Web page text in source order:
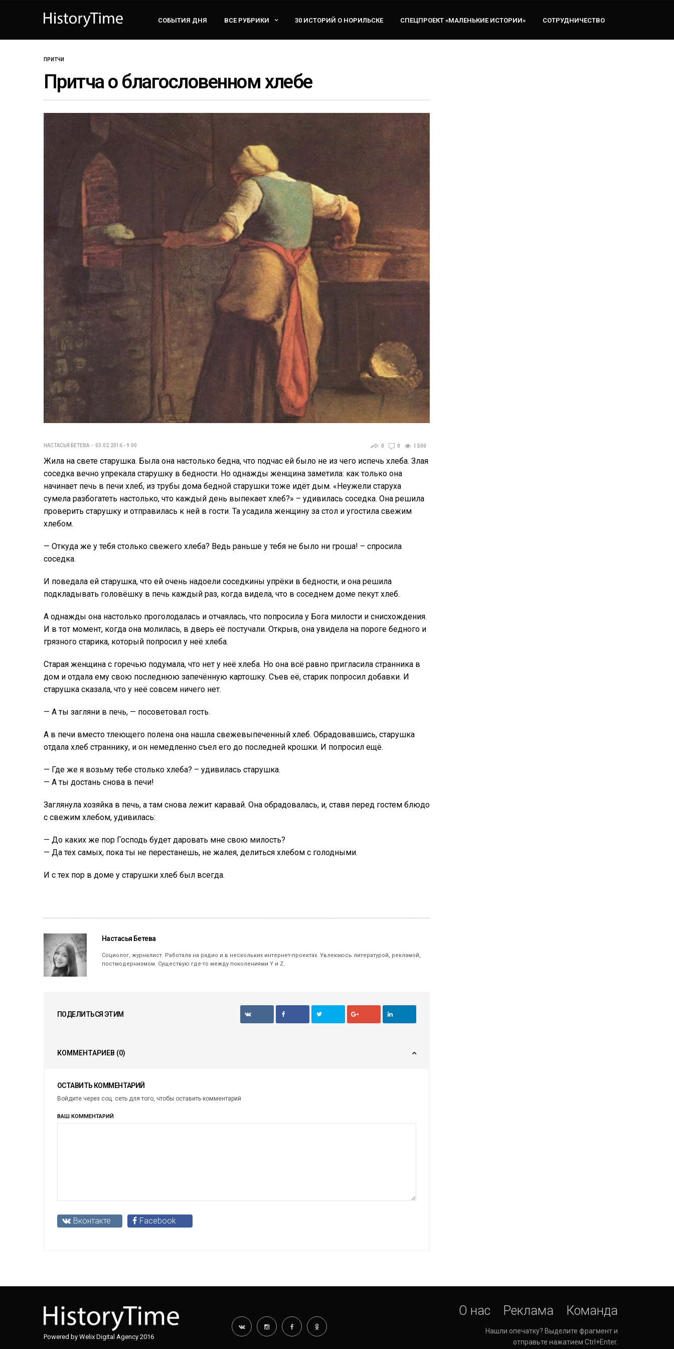
СОБЫТИЯ ДНЯ ВСЕ РУБРИКИ 30 ИСТОРИЙ О НОРИЛЬСКЕ СПЕЦПРОЕКТ «МАЛЕНЬКИЕ ИСТОРИИ» СОТРУДНИЧЕСТВО
ПРИТЧИ
Притча о благословенном хлебе
НАСТАСЬЯ БЕТЕВА 03.02.2016 - 9:00 0 0 1 500
Жила на свете старушка. Была она настолько бедна, что подчас ей было не из чего испечь хлеба. Злая
соседка вечно упрекала старушку в бедности. Но однажды женщина заметила: как только она
начинает печь в печи хлеб, из трубы дома бедной старушки тоже идёт дым. «Неужели старуха
сумела разбогатеть настолько, что каждый день выпекает хлеб?» – удивилась соседка. Она решила
проверить старушку и отправилась к ней в гости. Та усадила женщину за стол и угостила свежим
хлебом.
— Откуда же у тебя столько свежего хлеба? Ведь раньше у тебя не было ни гроша! – спросила
соседка.
И поведала ей старушка, что ей очень надоели соседкины упрёки в бедности, и она решила
подкладывать головёшку в печь каждый раз, когда видела, что в соседнем доме пекут хлеб.
А однажды она настолько проголодалась и отчаялась, что попросила у Бога милости и снисхождения.
И в тот момент, когда она молилась, в дверь её постучали. Открыв, она увидела на пороге бедного и
грязного старика, который попросил у неё хлеба.
Старая женщина с горечью подумала, что нет у неё хлеба. Но она всё равно пригласила странника в
дом и отдала ему свою последнюю запечённую картошку. Съев её, старик попросил добавки. И
старушка сказала, что у неё совсем ничего нет.
— А ты загляни в печь, — посоветовал гость.
А в печи вместо тлеющего полена она нашла свежевыпеченный хлеб. Обрадовавшись, старушка
отдала хлеб страннику, и он немедленно съел его до последней крошки. И попросил ещё.
— Где же я возьму тебе столько хлеба? – удивилась старушка.
— А ты достань снова в печи!
Заглянула хозяйка в печь, а там снова лежит каравай. Она обрадовалась, и, ставя перед гостем блюдо
с свежим хлебом, удивилась:
— До каких же пор Господь будет даровать мне свою милость?
— Да тех самых, пока ты не перестанешь, не жалея, делиться хлебом с голодными.
И с тех пор в доме у старушки хлеб был всегда.
Настасья Бетева
Социолог, журналист. Работала на радио и в нескольких интернет-проектах. Увлекаюсь литературой, рекламой,
постмодернизмом. Существую где-то между поколениями Y и Z.
ПОДЕЛИТЬСЯ ЭТИМ
КОММЕНТАРИЕВ (0)
ОСТАВИТЬ КОММЕНТАРИЙ
Войдите через соц. сеть для того, чтобы оставить комментарий
ВАШ КОММЕНТАРИЙ
Вконтакте Facebook
Powered by Welix Digital Agency 2016
О нас Реклама Команда
Нашли опечатку? Выделите фрагмент и
отправьте нажатием Ctrl+Enter.